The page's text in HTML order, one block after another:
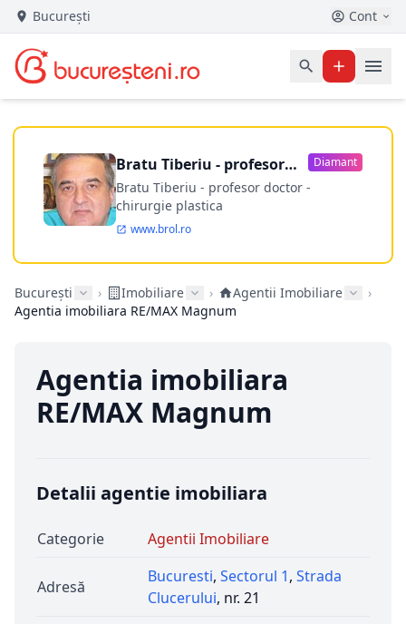
București Cont
Bratu Tiberiu - profesor
doctor
Diamant
Bratu Tiberiu - profesor doctor -
chirurgie plastica
www.brol.ro
București › Imobiliare › Agentii Imobiliare
›
Agentia imobiliara RE/MAX Magnum
Agentia imobiliara
RE/MAX Magnum
Detalii agentie imobiliara
Categorie Agentii Imobiliare
Adresă
Bucuresti, Sectorul 1, Strada
Clucerului, nr. 21